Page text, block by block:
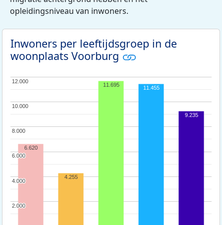
opleidingsniveau van inwoners.
Inwoners per leeftijdsgroep in de
woonplaats Voorburg
2.000
2.000
4.000
4.000
6.000
6.000
8.000
8.000
10.000
10.000
12.000
12.000
6.620
4.255
11.695 11.455
9.235